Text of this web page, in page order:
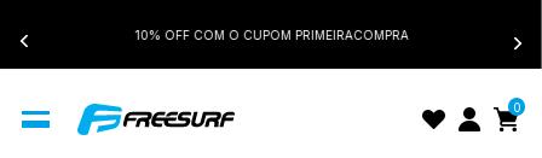
10% OFF COM O CUPOM PRIMEIRACOMPRA
0